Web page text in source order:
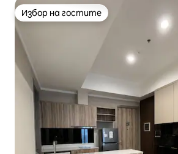
Избор на гостите
Избор на гостите